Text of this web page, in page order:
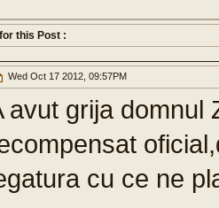
for this Post :
Wed Oct 17 2012, 09:57PM
avut grija domnul
cu ce ne